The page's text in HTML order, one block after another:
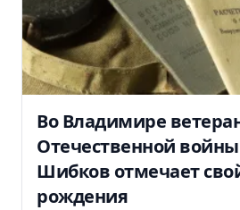
Во Владимире
Отечественной
Шибков отмечает
рождения